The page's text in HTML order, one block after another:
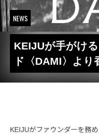
NEWS
KEIJUが手がけ
ド〈DAMI〉より
KEIJUがファウンダーを務